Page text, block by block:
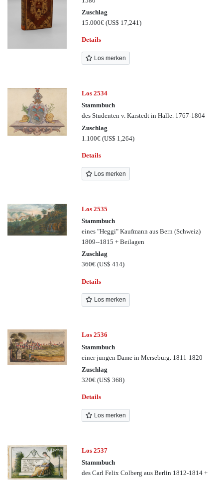
Zuschlag
15.000€(US$ 17,241)
Details
Los merken
Los 2534
Stammbuch
des Studenten v. Karstedt in Halle. 1767-1804
Zuschlag
1.100€(US$ 1,264)
Details
Los merken
Los 2535
Stammbuch
eines "Heggi" Kaufmann aus Bern (Schweiz)
1809--1815 + Beilagen
Zuschlag
360€(US$ 414)
Details
Los merken
Los 2536
Stammbuch
einer jungen Dame in Merseburg. 1811-1820
Zuschlag
320€(US$ 368)
Details
Los merken
Los 2537
Stammbuch
des Carl Felix Colberg aus Berlin 1812-1814 +